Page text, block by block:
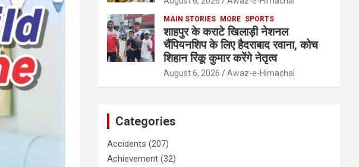
MAIN STORIES MORE SPORTS
शाहपुर के कराटे खिलाड़ी नेशनल
चैंपियनशिप के लिए हैदराबाद रवाना, कोच
शिहान रिंकू कुमार करेंगे नेतृत्व
August 6, 2026 Awaz-e-Himachal
Categories
Accidents (207)
Achievement (32)